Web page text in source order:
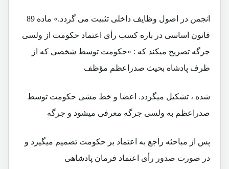
انجمن در اصول وظايف داخلی تثبيت می گردد.» ماده 89
قانون اساسی در باره کسب رأی اعتماد حکومت از ولسی
جرگه تصريح ميکند که : «حکومت توسط شخصی که از
طرف پادشاه بحيث صدراعظم مؤظف
شده ، تشکيل ميگردد. اعضا و خط مشی حکومت توسط
صدراعظم به ولسی جرگه معرفی ميشود و جرگه
پس از مباحثه راجع به اعتماد بر حکومت تصميم ميگيرد و
در صورت صدور رأی اعتماد فرمان پادشاهی